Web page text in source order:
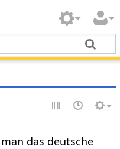
das deutsche